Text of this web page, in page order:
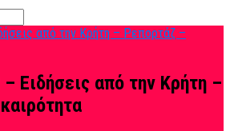
– Ειδήσεις από την Κρήτη –